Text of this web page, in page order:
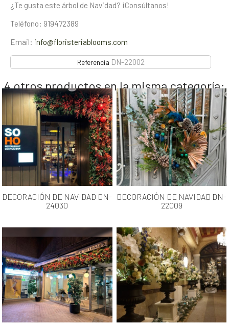
¿Te gusta este árbol de Navidad? ¡Consúltanos!
Teléfono: 919472389
Email: info@floristeriablooms.com
Referencia DN-22002
4 otros productos en la misma categoría:
DECORACIÓN DE NAVIDAD DN-
24030
DECORACIÓN DE NAVIDAD DN-
22009